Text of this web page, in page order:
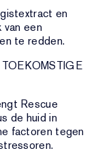
en
van een
te redden.
Rescue
de huid in
factoren tegen